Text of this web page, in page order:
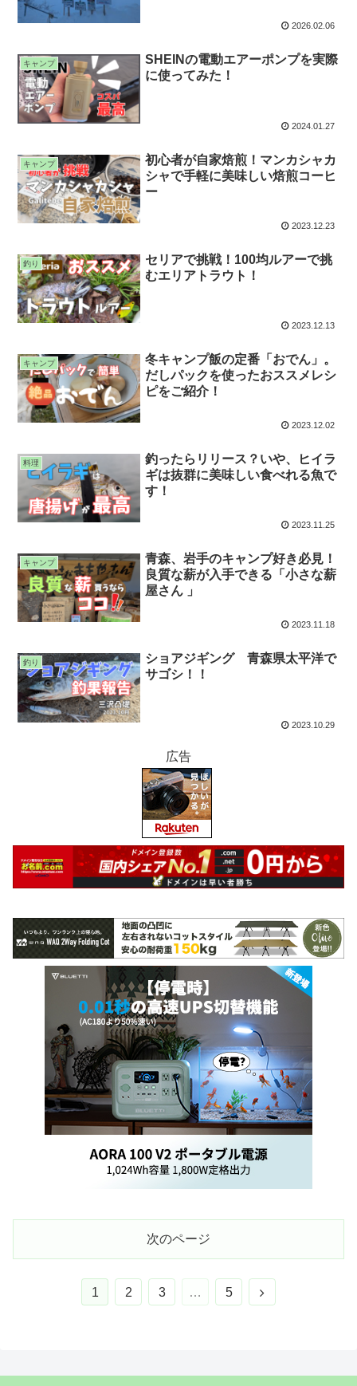
2026.02.06
キャンプ
SHEINの電動エアーポンプを実際
に使ってみた！
2024.01.27
キャンプ
初心者が自家焙煎！マンカシャカ
シャで手軽に美味しい焙煎コーヒ
ー
2023.12.23
釣り
セリアで挑戦！100均ルアーで挑
むエリアトラウト！
2023.12.13
キャンプ
冬キャンプ飯の定番「おでん」。
だしパックを使ったおススメレシ
ピをご紹介！
2023.12.02
料理
釣ったらリリース？いや、ヒイラ
ギは抜群に美味しい食べれる魚で
す！
2023.11.25
キャンプ
青森、岩手のキャンプ好き必見！
良質な薪が入手できる「小さな薪
屋さん 」
2023.11.18
釣り
ショアジギング 青森県太平洋で
サゴシ！！
2023.10.29
広告
次のページ
1 2 3 … 5
次